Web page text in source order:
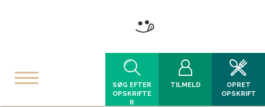
SØG EFTER
OPSKRIFTE
R
TILMELD
OPRET
OPSKRIFT